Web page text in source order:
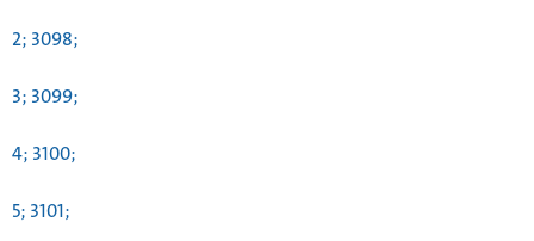
2; 3098;
3; 3099;
4; 3100;
5; 3101;